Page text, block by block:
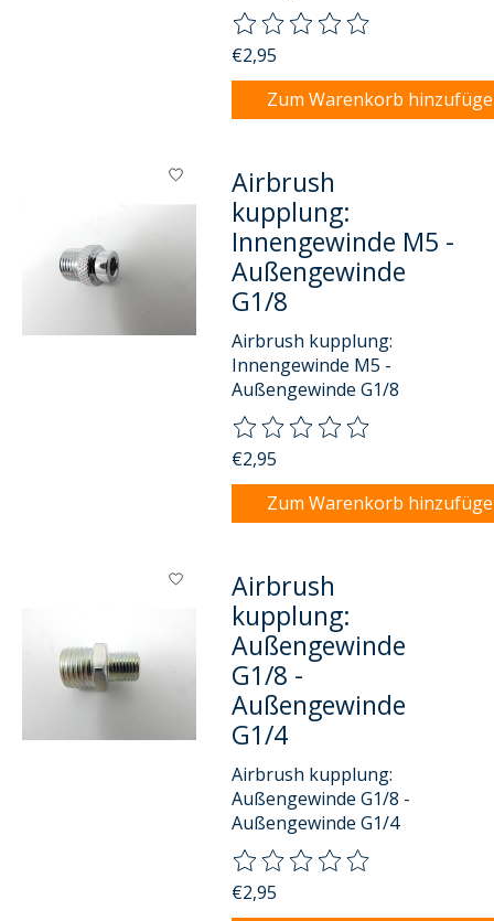
Die Bewertung dieses
€2,95
Zum Warenkorb
Airbrush
kupplung:
Innengewinde M5 -
Außengewinde
G1/8
Airbrush kupplung:
Innengewinde M5 -
Außengewinde G1/8
Die Bewertung dieses
€2,95
Zum Warenkorb
Airbrush
kupplung:
Außengewinde
G1/8 -
Außengewinde
G1/4
Airbrush kupplung:
Außengewinde G1/8 -
Außengewinde G1/4
Die Bewertung dieses
€2,95